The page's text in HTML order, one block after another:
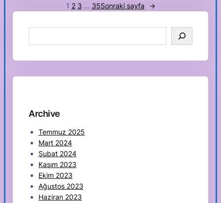
1 2 3 … 35Sonraki sayfa →
e
c
Archive
Temmuz 2025
Mart 2024
Şubat 2024
Kasım 2023
Ekim 2023
Ağustos 2023
Haziran 2023